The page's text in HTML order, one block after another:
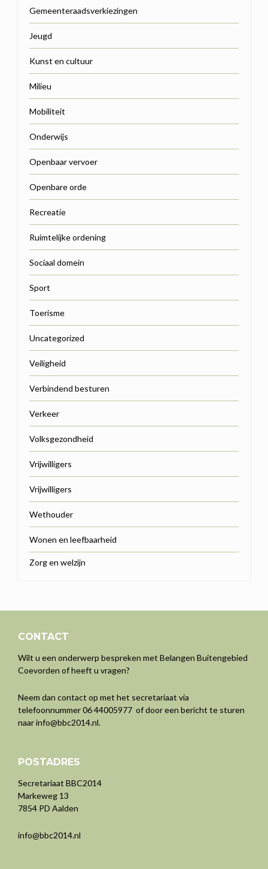
Gemeenteraadsverkiezingen
Jeugd
Kunst en cultuur
Milieu
Mobiliteit
Onderwijs
Openbaar vervoer
Openbare orde
Recreatie
Ruimtelijke ordening
Sociaal domein
Sport
Toerisme
Uncategorized
Veiligheid
Verbindend besturen
Verkeer
Volksgezondheid
Vrijwilligers
Vrijwilligers
Wethouder
Wonen en leefbaarheid
Zorg en welzijn
CONTACT
Wilt u een onderwerp bespreken met Belangen Buitengebied
Coevorden of heeft u vragen?
Neem dan contact op met het secretariaat via
telefoonnummer 06 44005977 of door een bericht te sturen
naarinfo@bbc2014.nl.
POSTADRES
Secretariaat BBC2014
Markeweg 13
7854 PD Aalden
info@bbc2014.nl